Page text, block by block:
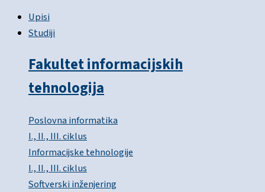
Upisi
Studiji
Fakultet informacijskih
tehnologija
Poslovna informatika
I., II., III. ciklus
Informacijske tehnologije
I., II., III. ciklus
Softverski inženjering